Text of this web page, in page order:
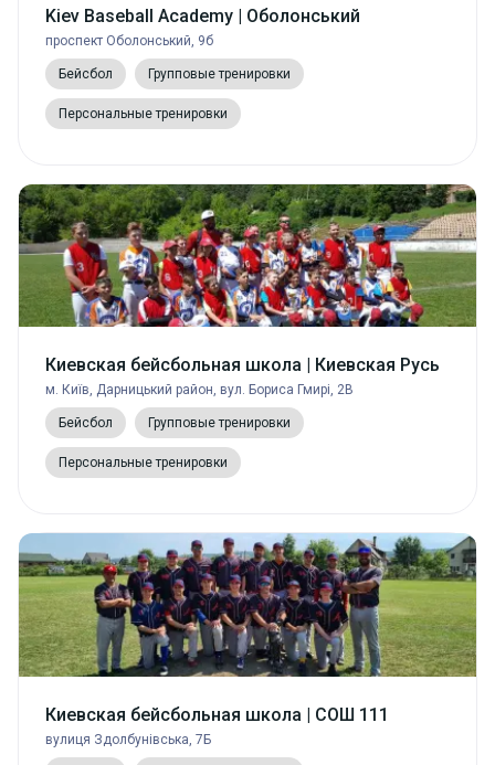
Kiev Baseball Academy | Оболонський
проспект Оболонський, 9б
Бейсбол Групповые тренировки
Персональные тренировки
Киевская бейсбольная школа | Киевская Русь
м. Київ, Дарницький район, вул. Бориса Гмирі, 2В
Бейсбол Групповые тренировки
Персональные тренировки
Киевская бейсбольная школа | СОШ 111
вулиця Здолбунівська, 7Б